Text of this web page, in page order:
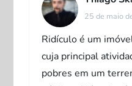
25 de maio
Ridículo é um
cuja principal
pobres em um